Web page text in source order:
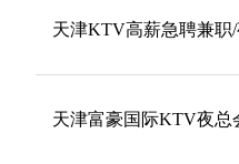
天津KTV高薪急聘兼职
天津富豪国际KTV夜总